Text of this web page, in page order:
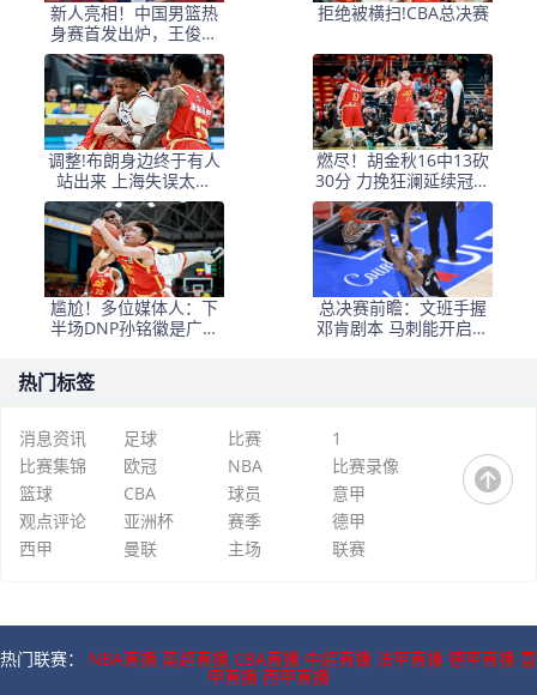
新人亮相！中国男篮热
身赛首发出炉，王俊杰
领衔+徐昕坐镇禁区
拒绝被横扫!CBA总决赛
调整!布朗身边终于有人
站出来 上海失误太多
+犯规困扰
燃尽！胡金秋16中13砍
30分 力挽狂澜延续冠军
悬念
尴尬！多位媒体人：下
半场DNP孙铭徽是广厦
总决赛前瞻：文班手握
邓肯剧本 马刺能开启新
热门标签
消息资讯 足球 比赛
1
比赛集锦
欧冠 NBA
比赛录像
篮球
CBA 球员
意甲
观点评论
亚洲杯 赛季
德甲
西甲
曼联 主场 联赛
热门联赛： NBA直播 英超直播 CBA直播 中超直播 法甲直播 德甲直播 意
甲直播 西甲直播